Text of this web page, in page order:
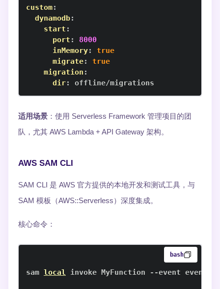
custom:
dynamodb:
start :
port :
8000
inMemory:
true
migrate:
true
migration :
dir: offline/migrations
适用场景 ：使用 Serverless Framework 管理项目的团
队，尤其 AWS Lambda + API Gateway 架构。
AWS SAM CLI
SAM CLI 是 AWS 官方提供的本地开发和测试工具，与
SAM 模板（AWS::Serverless）深度集成。
核心命令：
bash
sam local